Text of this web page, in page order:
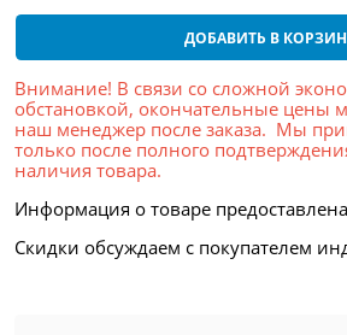
ДОБАВИТЬ В
Внимание! В связи со сложной
обстановкой, окончательные цены
наш менеджер после заказа. Мы
только после полного
наличия товара.
Информация о товаре
Скидки обсуждаем с покупателем